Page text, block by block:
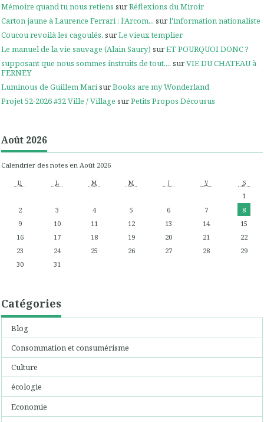
Mémoire quand tu nous retiens surRéflexions du Miroir
Carton jaune à Laurence Ferrari : l’Arcom... surl'information nationaliste
Coucou revoilà les cagoulés. surLe vieux templier
Le manuel de la vie sauvage (Alain Saury) surET POURQUOI DONC ?
supposant que nous sommes instruits de tout,... surVIE DU CHATEAU à
FERNEY
Luminous de Guillem MarísurBooks are my Wonderland
Projet 52-2026 #32 Ville / Village surPetits Propos Décousus
Août 2026
Calendrier des notes en Août 2026
D L M M J V S
1
2
3 4 5 6 7
8
9
10 11 12 13 14
15
16
17 18 19 20 21
22
23
24 25 26 27 28
29
30
31
Catégories
Blog
Consommation et consumérisme
Culture
écologie
Economie